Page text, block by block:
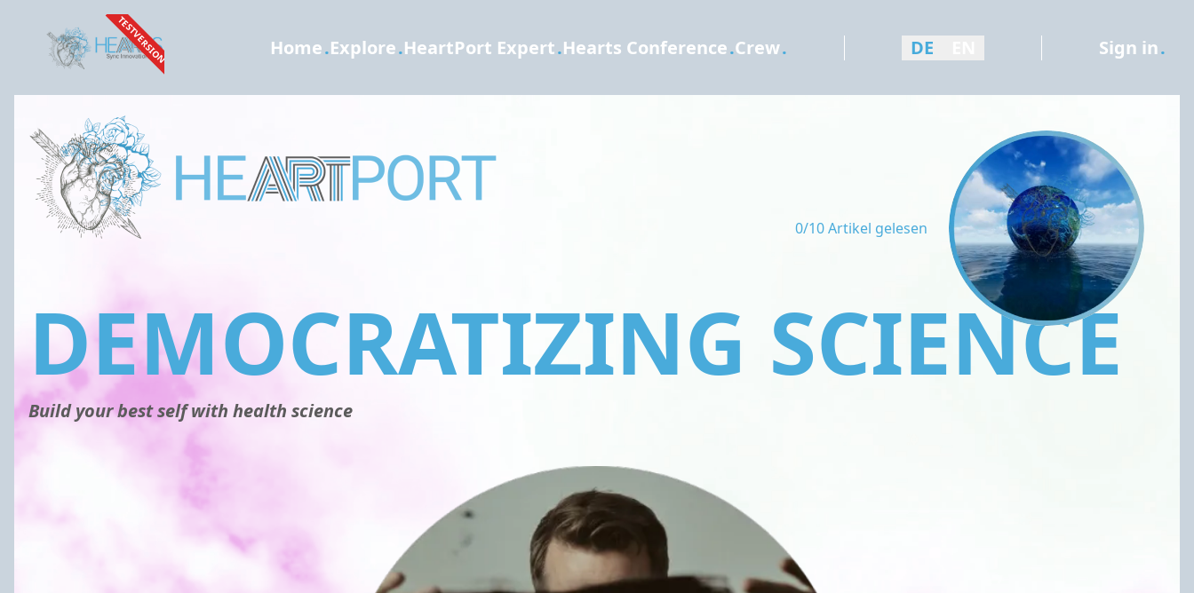
TESTVERSION Home.Explore.HeartPort Expert.Hearts Conference.Crew. DE Sign in.
0/10 Artikel gelesen
DEMOCRATIZING SCIENCE
Build your best self with health science